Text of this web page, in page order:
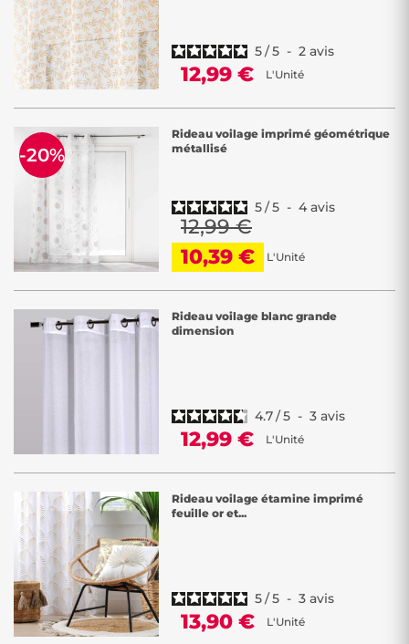
5/5 - 2 avis
12,99 € L'Unité
Rideau voilage imprimé géométrique
métallisé
5/5 - 4 avis
12,99 €
10,39 €
L'Unité
-20%
Rideau voilage blanc grande
dimension
4.7/5 - 3 avis
12,99 € L'Unité
Rideau voilage étamine imprimé
feuille or et...
5/5 - 3 avis
13,90 € L'Unité